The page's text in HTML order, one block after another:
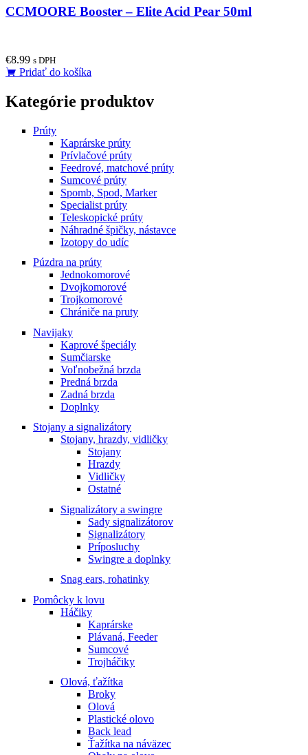
CCMOORE Booster – Elite Acid Pear 50ml
€8.99 s DPH
Pridať do košíka
Kategórie produktov
Prúty
Kaprárske prúty
Prívlačové prúty
Feedrové, matchové prúty
Sumcové prúty
Spomb, Spod, Marker
Specialist prúty
Teleskopické prúty
Náhradné špičky, nástavce
Izotopy do udíc
Púzdra na prúty
Jednokomorové
Dvojkomorové
Trojkomorové
Chrániče na pruty
Navijaky
Kaprové špeciály
Sumčiarske
Voľnobežná brzda
Predná brzda
Zadná brzda
Doplnky
Stojany a signalizátory
Stojany, hrazdy, vidličky
Stojany
Hrazdy
Vidličky
Ostatné
Signalizátory a swingre
Sady signalizátorov
Signalizátory
Príposluchy
Swingre a doplnky
Snag ears, rohatinky
Pomôcky k lovu
Háčiky
Kaprárske
Plávaná, Feeder
Sumcové
Trojháčiky
Olová, ťažítka
Broky
Olová
Plastické olovo
Back lead
Ťažítka na náväzec